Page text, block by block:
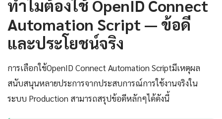
ทำไมต้องใช้ OpenID Connect
Automation Script — ข้อดี
และประโยชน์จริง
การเลือกใช้OpenID Connect Automation Scriptมีเหตุผล
สนับสนุนหลายประการจากประสบการณ์การใช้งานจริงใน
ระบบ Production สามารถสรุปข้อดีหลักๆได้ดังนี้